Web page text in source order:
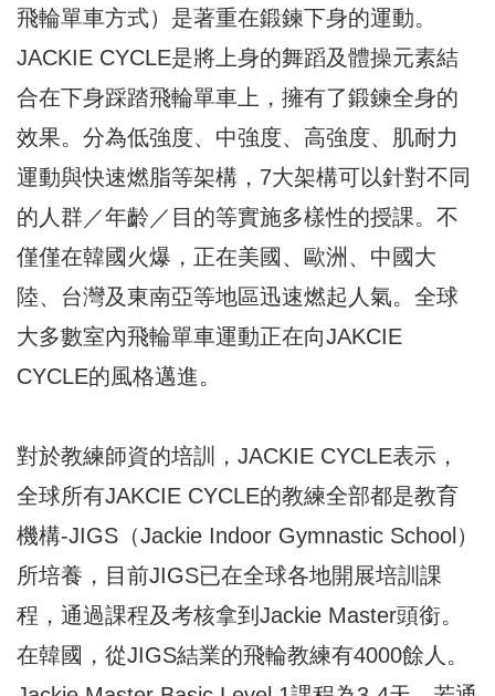
飛輪單車方式）是著重在鍛鍊下身的運動。
JACKIE CYCLE是將上身的舞蹈及體操元素結
合在下身踩踏飛輪單車上，擁有了鍛鍊全身的
效果。分為低強度、中強度、高強度、肌耐力
運動與快速燃脂等架構，7大架構可以針對不同
的人群／年齡／目的等實施多樣性的授課。不
僅僅在韓國火爆，正在美國、歐洲、中國大
陸、台灣及東南亞等地區迅速燃起人氣。全球
大多數室內飛輪單車運動正在向JAKCIE
CYCLE的風格邁進。
對於教練師資的培訓，JACKIE CYCLE表示，
全球所有JAKCIE CYCLE的教練全部都是教育
機構-JIGS（Jackie Indoor Gymnastic School）
所培養，目前JIGS已在全球各地開展培訓課
程，通過課程及考核拿到Jackie Master頭銜。
在韓國，從JIGS結業的飛輪教練有4000餘人。